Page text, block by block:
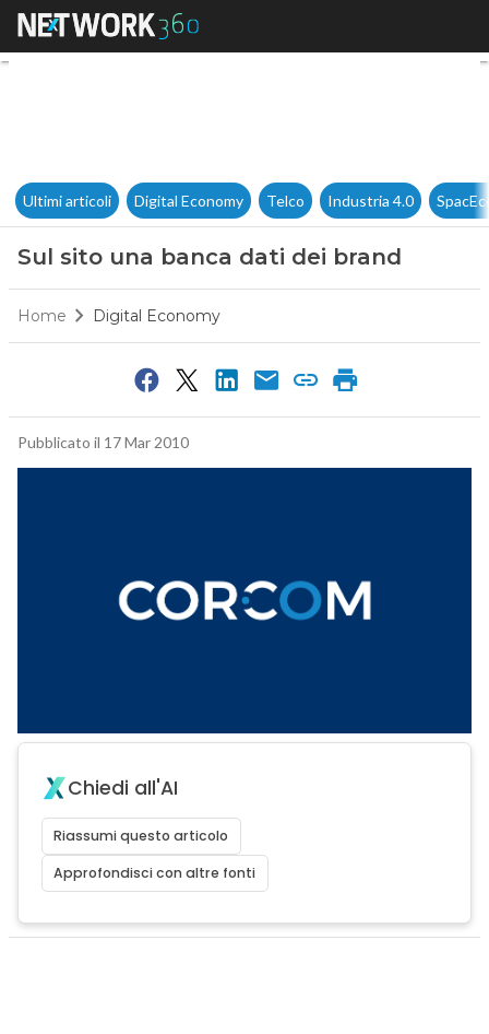
Sul sito una banca dati dei
Ultimi articoli Digital Economy Telco Industria 4.0
Sul sito una banca dati dei brand
Home Digital Economy
Pubblicato il 17 Mar 2010
Chiedi all'AI
Riassumi questo articolo
Approfondisci con altre fonti